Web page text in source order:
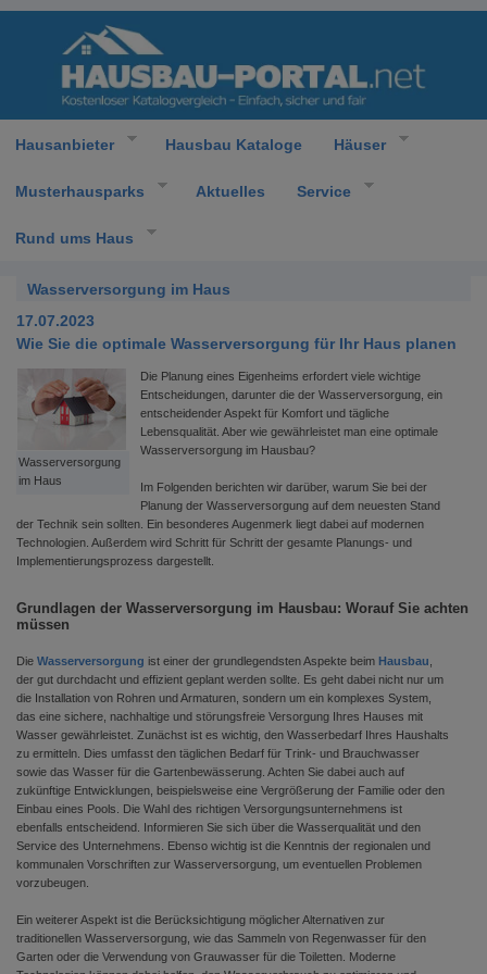
Hausanbieter Hausbau Kataloge Häuser
Musterhausparks Aktuelles Service
Rund ums Haus
Wasserversorgung im Haus
17.07.2023
Wie Sie die optimale Wasserversorgung für Ihr Haus planen
Wasserversorgung
im Haus
Die Planung eines Eigenheims erfordert viele wichtige
Entscheidungen, darunter die der Wasserversorgung, ein
entscheidender Aspekt für Komfort und tägliche
Lebensqualität. Aber wie gewährleistet man eine optimale
Wasserversorgung im Hausbau?
Im Folgenden berichten wir darüber, warum Sie bei der
Planung der Wasserversorgung auf dem neuesten Stand
der Technik sein sollten. Ein besonderes Augenmerk liegt dabei auf modernen
Technologien. Außerdem wird Schritt für Schritt der gesamte Planungs- und
Implementierungsprozess dargestellt.
Grundlagen der Wasserversorgung im Hausbau: Worauf Sie achten
müssen
Die Wasserversorgung ist einer der grundlegendsten Aspekte beim Hausbau
der gut durchdacht und effizient geplant werden sollte. Es geht dabei nicht nur um
die Installation von Rohren und Armaturen, sondern um ein komplexes System,
das eine sichere, nachhaltige und störungsfreie Versorgung Ihres Hauses mit
Wasser gewährleistet. Zunächst ist es wichtig, den Wasserbedarf Ihres Haushalts
zu ermitteln. Dies umfasst den täglichen Bedarf für Trink- und Brauchwasser
sowie das Wasser für die Gartenbewässerung. Achten Sie dabei auch auf
zukünftige Entwicklungen, beispielsweise eine Vergrößerung der Familie oder den
Einbau eines Pools. Die Wahl des richtigen Versorgungsunternehmens ist
ebenfalls entscheidend. Informieren Sie sich über die Wasserqualität und den
Service des Unternehmens. Ebenso wichtig ist die Kenntnis der regionalen und
kommunalen Vorschriften zur Wasserversorgung, um eventuellen Problemen
vorzubeugen.
Ein weiterer Aspekt ist die Berücksichtigung möglicher Alternativen zur
traditionellen Wasserversorgung, wie das Sammeln von Regenwasser für den
Garten oder die Verwendung von Grauwasser für die Toiletten. Moderne